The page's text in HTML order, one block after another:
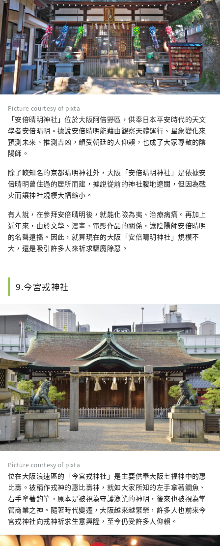
Picture courtesy of pixta
「安倍晴明神社」位於大阪阿倍野區，供奉日本平安時代的天文
學者安倍晴明。據說安倍晴明能藉由觀察天體運行、星象變化來
預測未來、推測吉凶，頗受朝廷的人仰賴，也成了大家尊敬的陰
陽師。
除了較知名的京都晴明神社外，大阪「安倍晴明神社」是依據安
倍晴明曾住過的居所而建，據說從前的神社腹地遼闊，但因為戰
火而讓神社規模大幅縮小。
有人說，在參拜安倍晴明後，就能化險為夷、治療病痛。再加上
近年來，由於文學、漫畫、電影作品的關係，讓陰陽師安倍晴明
的名聲遠播。因此，就算現在的大阪「安倍晴明神社」規模不
大，還是吸引許多人來祈求驅魔除惡。
9.今宮戎神社
Picture courtesy of pixta
位在大阪浪速區的「今宮戎神社」是主要供奉大阪七福神中的惠
比壽。被稱作戎神的惠比壽神，就如大家所知的左手拿著鯛魚、
右手拿著釣竿，原本是被視為守護漁業的神明，後來也被視為掌
管商業之神。隨著時代變遷，大阪越來越繁榮，許多人也前來今
宮戎神社向戎神祈求生意興隆，至今仍受許多人仰賴。